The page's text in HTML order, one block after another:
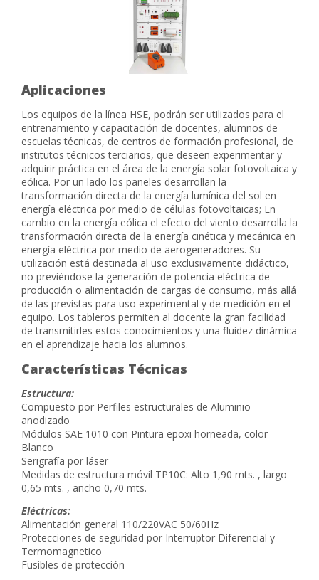
Aplicaciones
Los equipos de la línea HSE, podrán ser utilizados para el
entrenamiento y capacitación de docentes, alumnos de
escuelas técnicas, de centros de formación profesional, de
institutos técnicos terciarios, que deseen experimentar y
adquirir práctica en el área de la energía solar fotovoltaica y
eólica. Por un lado los paneles desarrollan la
transformación directa de la energía lumínica del sol en
energía eléctrica por medio de células fotovoltaicas; En
cambio en la energía eólica el efecto del viento desarrolla la
transformación directa de la energía cinética y mecánica en
energía eléctrica por medio de aerogeneradores. Su
utilización está destinada al uso exclusivamente didáctico,
no previéndose la generación de potencia eléctrica de
producción o alimentación de cargas de consumo, más allá
de las previstas para uso experimental y de medición en el
equipo. Los tableros permiten al docente la gran facilidad
de transmitirles estos conocimientos y una fluidez dinámica
en el aprendizaje hacia los alumnos.
Características Técnicas
Estructura:
Compuesto por Perfiles estructurales de Aluminio
anodizado
Módulos SAE 1010 con Pintura epoxi horneada, color
Blanco
Serigrafía por láser
Medidas de estructura móvil TP10C: Alto 1,90 mts. , largo
0,65 mts. , ancho 0,70 mts.
Eléctricas:
Alimentación general 110/220VAC 50/60Hz
Protecciones de seguridad por Interruptor Diferencial y
Termomagnetico
Fusibles de protección